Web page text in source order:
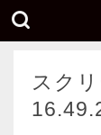
スク